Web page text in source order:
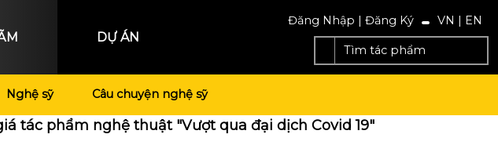
DỰ ÁN
Đăng Nhập | Đăng Ký VN | EN
Nghệ sỹ Câu chuyện nghệ sỹ
tác phẩm nghệ thuật "Vượt qua đại dịch Covid 19"